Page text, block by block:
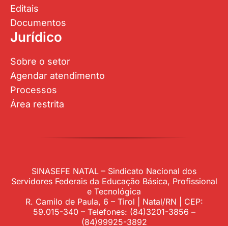
Editais
Documentos
Jurídico
Sobre o setor
Agendar atendimento
Processos
Área restrita
SINASEFE NATAL – Sindicato Nacional dos
Servidores Federais da Educação Básica, Profissional
e Tecnológica
R. Camilo de Paula, 6 – Tirol | Natal/RN | CEP:
59.015-340 – Telefones: (84)3201-3856 –
(84)99925-3892